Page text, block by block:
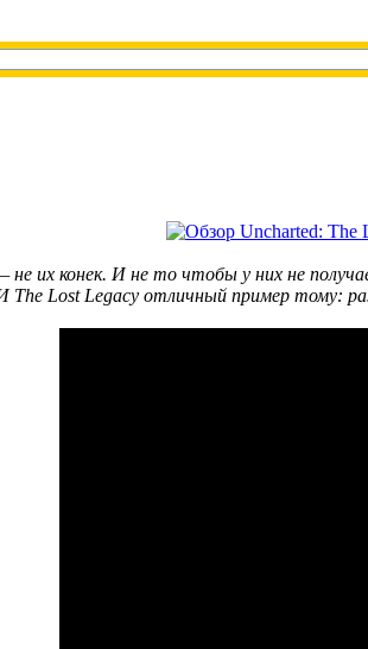
не их конек. И не то чтобы у них не
Lost Legacy отличный пример тому: